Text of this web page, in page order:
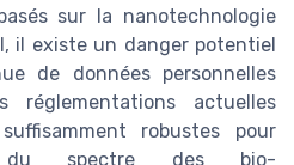
sur la nanotechnologie
il existe un danger potentiel
de données personnelles
réglementations actuelles
robustes pour
du spectre des bio-